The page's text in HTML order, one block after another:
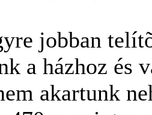
jobban
a házhoz és
akartunk